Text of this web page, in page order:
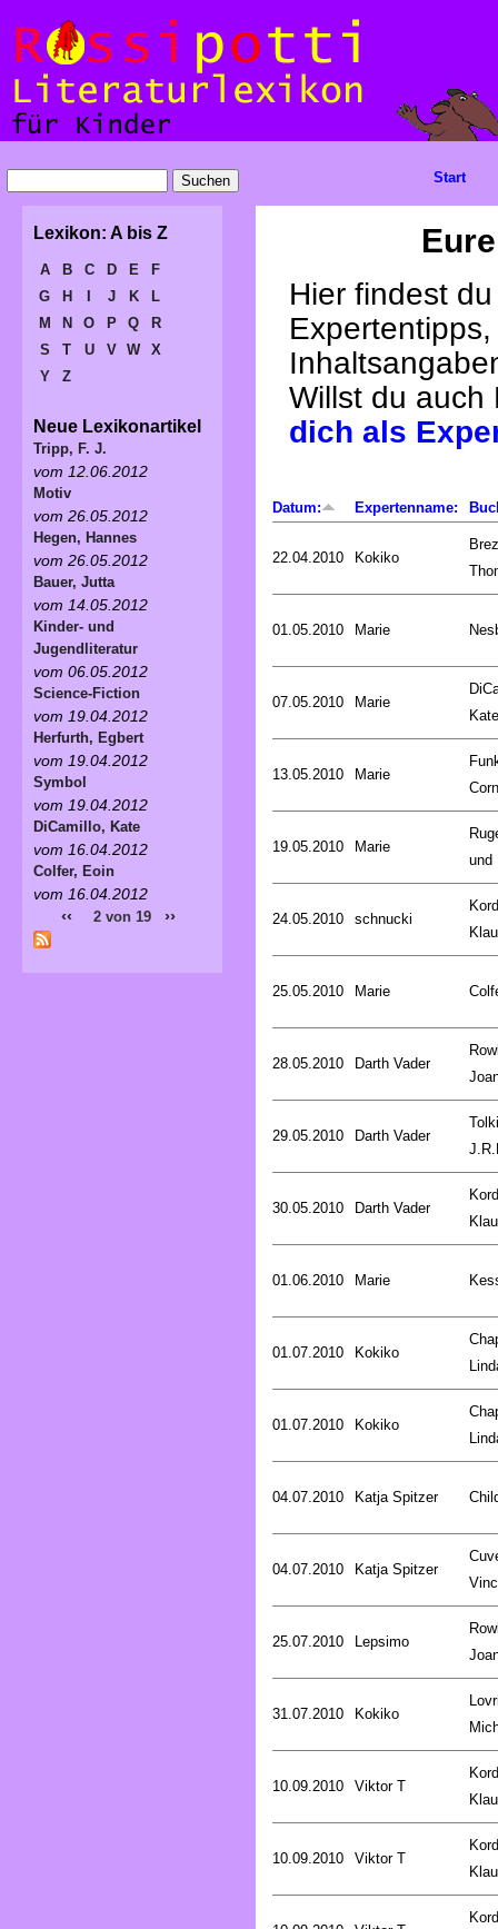
Hier findest
Willst du
dich als
Datum: Expertenname:
22.04.2010 Kokiko
01.05.2010 Marie
07.05.2010 Marie
Kate
13.05.2010 Marie
19.05.2010 Marie
und
24.05.2010 schnucki
25.05.2010 Marie
28.05.2010 Darth Vader
29.05.2010 Darth Vader
30.05.2010 Darth Vader
01.06.2010 Marie
01.07.2010 Kokiko
01.07.2010 Kokiko
04.07.2010 Katja Spitzer
04.07.2010 Katja Spitzer
25.07.2010 Lepsimo
31.07.2010 Kokiko
10.09.2010 Viktor T
10.09.2010 Viktor T
Start
Lexikon: A bis Z
A B C D E
F
G
H J K
L
M
N O P Q
R
S
T U V W
X
Y
Z
Neue Lexikonartikel
Tripp, F. J.
vom 12.06.2012
Motiv
vom 26.05.2012
Hegen, Hannes
vom 26.05.2012
Bauer, Jutta
vom 14.05.2012
Kinder- und
Jugendliteratur
vom 06.05.2012
Science-Fiction
vom 19.04.2012
Herfurth, Egbert
vom 19.04.2012
Symbol
vom 19.04.2012
DiCamillo, Kate
vom 16.04.2012
Colfer, Eoin
vom 16.04.2012
‹‹ 2 von 19 ››